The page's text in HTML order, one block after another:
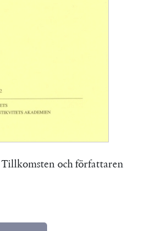
och författaren